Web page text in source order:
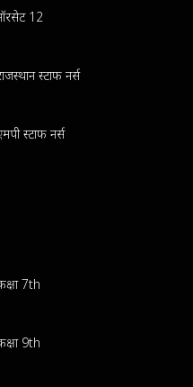
12
स्टाफ नर्स
स्टाफ नर्स
7th
9th